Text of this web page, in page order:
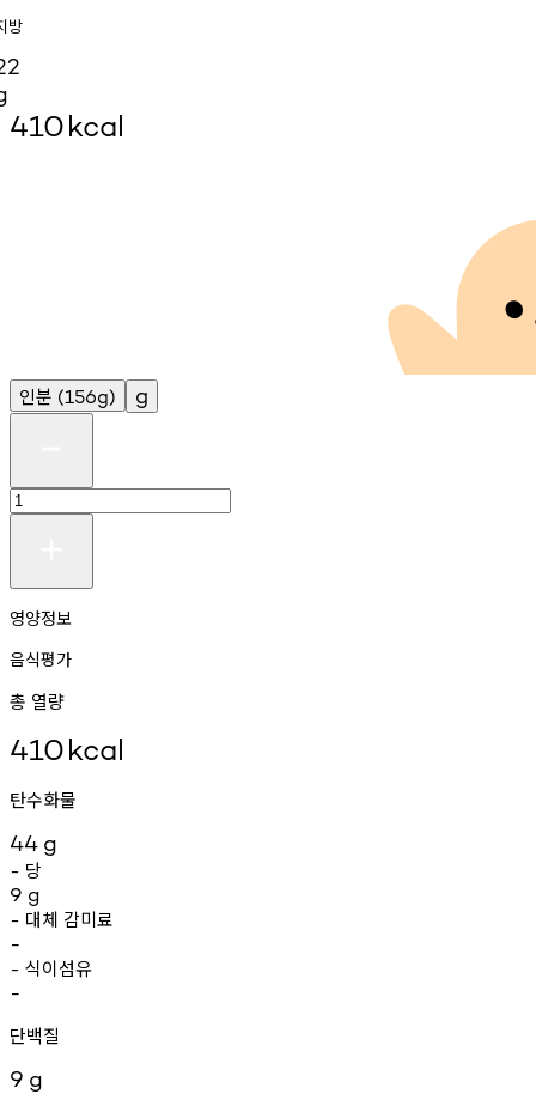
방
410kcal
인분 (156g) g
영양정보
음식평가
총 열량
410kcal
탄수화물
44 g
- 당
9 g
- 대체 감미료
-
- 식이섬유
-
단백질
9 g